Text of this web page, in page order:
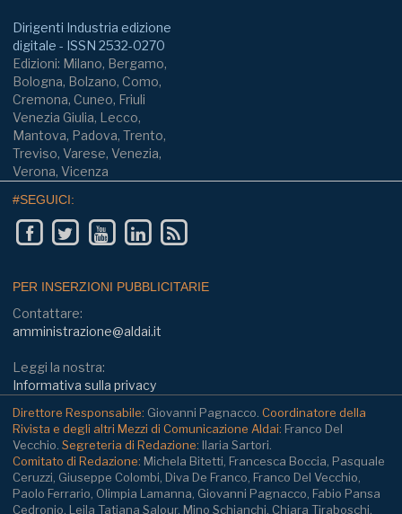
Dirigenti Industria edizione
digitale - ISSN 2532-0270
Edizioni: Milano, Bergamo,
Bologna, Bolzano, Como,
Cremona, Cuneo, Friuli
Venezia Giulia, Lecco,
Mantova, Padova, Trento,
Treviso, Varese, Venezia,
Verona, Vicenza
#SEGUICI:
PER INSERZIONI PUBBLICITARIE
Contattare:
amministrazione@aldai.it
Leggi la nostra:
Informativa sulla privacy
Direttore Responsabile: Giovanni Pagnacco. Coordinatore della
Rivista e degli altri Mezzi di Comunicazione Aldai: Franco Del
Vecchio. Segreteria di Redazione: Ilaria Sartori.
Comitato di Redazione: Michela Bitetti, Francesca Boccia, Pasquale
Ceruzzi, Giuseppe Colombi, Diva De Franco, Franco Del Vecchio,
Paolo Ferrario, Olimpia Lamanna, Giovanni Pagnacco, Fabio Pansa
Cedronio, Leila Tatiana Salour, Mino Schianchi, Chiara Tiraboschi.